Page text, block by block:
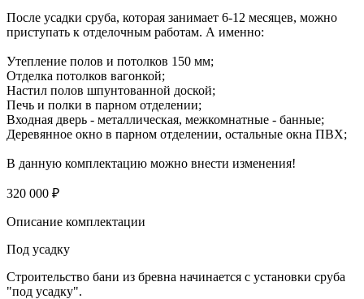
После усадки сруба, которая занимает 6-12 месяцев, можно
приступать к отделочным работам. А именно:
Утепление полов и потолков 150 мм;
Отделка потолков вагонкой;
Настил полов шпунтованной доской;
Печь и полки в парном отделении;
Входная дверь - металлическая, межкомнатные - банные;
Деревянное окно в парном отделении, остальные окна ПВХ;
В данную комплектацию можно внести изменения!
320 000 ₽
Описание комплектации
Под усадку
Строительство бани из бревна начинается с установки сруба
"под усадку".